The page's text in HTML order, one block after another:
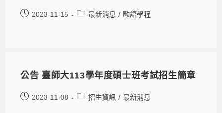
2023-11-15 最新消息 / 歐語學程
公告 臺師大113學年度碩士班考試招生簡章
2023-11-08 招生資訊 / 最新消息